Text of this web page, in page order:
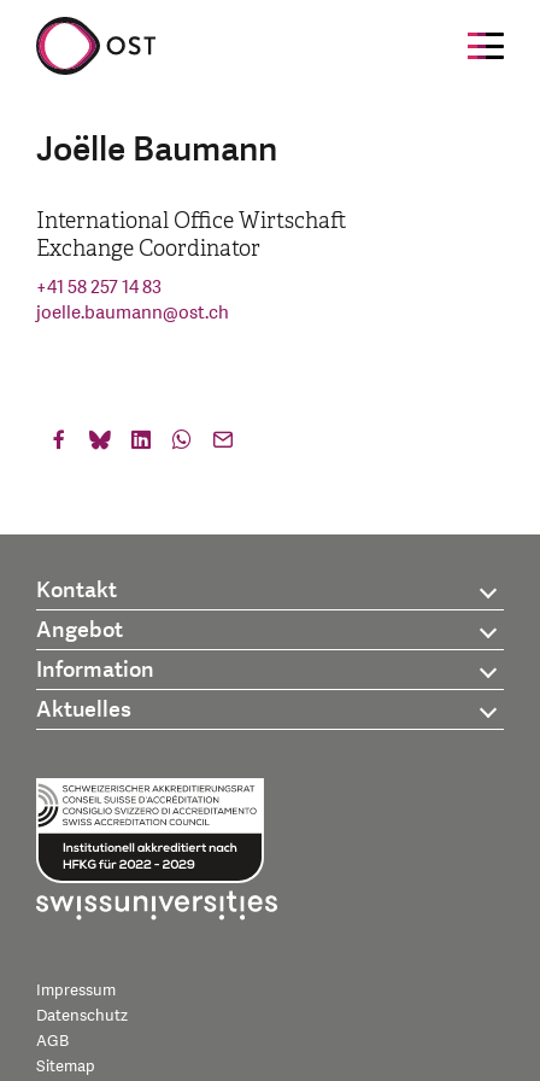
Joëlle Baumann
International Office Wirtschaft
Exchange Coordinator
+41 58 257 14 83
joelle.baumann@ost.ch
Kontakt
Angebot
Information
Aktuelles
Impressum
Datenschutz
AGB
Sitemap